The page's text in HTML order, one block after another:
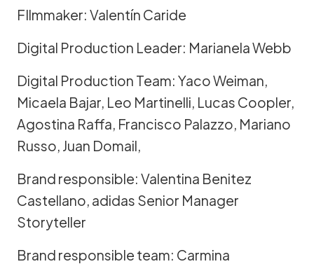
FIlmmaker: Valentín Caride
Digital Production Leader: Marianela Webb
Digital Production Team: Yaco Weiman,
Micaela Bajar, Leo Martinelli, Lucas Coopler,
Agostina Raffa, Francisco Palazzo, Mariano
Russo, Juan Domail,
Brand responsible: Valentina Benitez
Castellano, adidas Senior Manager
Storyteller
Brand responsible team: Carmina